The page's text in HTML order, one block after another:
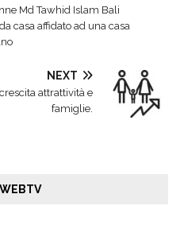
Md Tawhid Islam Bali
casa affidato ad una casa
NEXT
attrattività e
famiglie.